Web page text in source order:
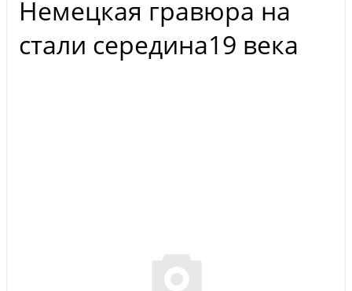
Немецкая гравюра на
стали середина19 века